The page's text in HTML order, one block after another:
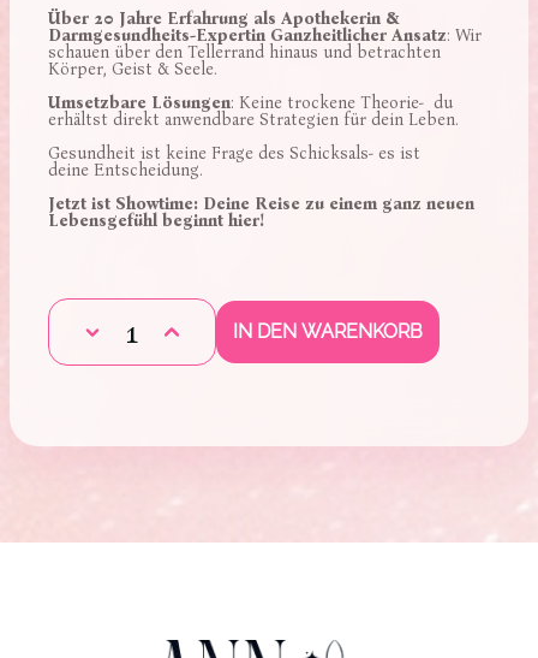
Über 20 Jahre Erfahrung als Apothekerin &
Darmgesundheits-Expertin Ganzheitlicher Ansatz: Wir
schauen über den Tellerrand hinaus und betrachten
Körper, Geist & Seele.
Umsetzbare Lösungen: Keine trockene Theorie- du
erhältst direkt anwendbare Strategien für dein Leben.
Gesundheit ist keine Frage des Schicksals- es ist
deine Entscheidung.
Jetzt ist Showtime: Deine Reise zu einem ganz neuen
Lebensgefühl beginnt hier!
Anzahl
1